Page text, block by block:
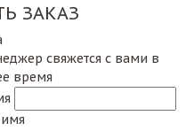
ЗАКАЗ
свяжется с вами в
время